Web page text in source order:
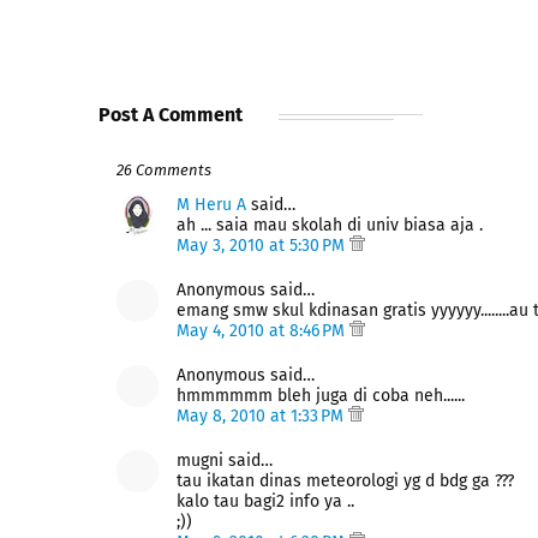
Post A Comment
26 Comments
M Heru A said…
ah ... saia mau skolah di univ biasa aja .
May 3, 2010 at 5:30 PM
Anonymous said…
emang smw skul kdinasan gratis yyyyyy........au
May 4, 2010 at 8:46 PM
Anonymous said…
hmmmmmm bleh juga di coba neh......
May 8, 2010 at 1:33 PM
mugni said…
tau ikatan dinas meteorologi yg d bdg ga ???
kalo tau bagi2 info ya ..
;))